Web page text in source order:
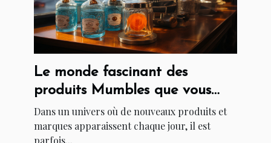
Le monde fascinant des
produits Mumbles que vous
devez connaître
Dans un univers où de nouveaux produits et
marques apparaissent chaque jour, il est
parfois...